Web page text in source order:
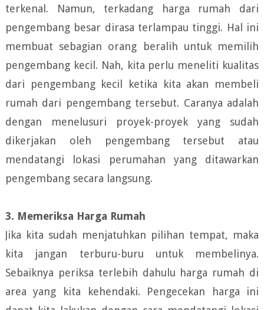
terkenal. Namun, terkadang harga rumah dari
pengembang besar dirasa terlampau tinggi. Hal ini
membuat sebagian orang beralih untuk memilih
pengembang kecil. Nah, kita perlu meneliti kualitas
dari pengembang kecil ketika kita akan membeli
rumah dari pengembang tersebut. Caranya adalah
dengan menelusuri proyek-proyek yang sudah
dikerjakan oleh pengembang tersebut atau
mendatangi lokasi perumahan yang ditawarkan
pengembang secara langsung.
3. Memeriksa Harga Rumah
Jika kita sudah menjatuhkan pilihan tempat, maka
kita jangan terburu-buru untuk membelinya.
Sebaiknya periksa terlebih dahulu harga rumah di
area yang kita kehendaki. Pengecekan harga ini